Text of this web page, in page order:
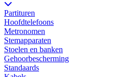
Partituren
Hoofdtelefoons
Metronomen
Stemapparaten
Stoelen en banken
Gehoorbescherming
Standaards